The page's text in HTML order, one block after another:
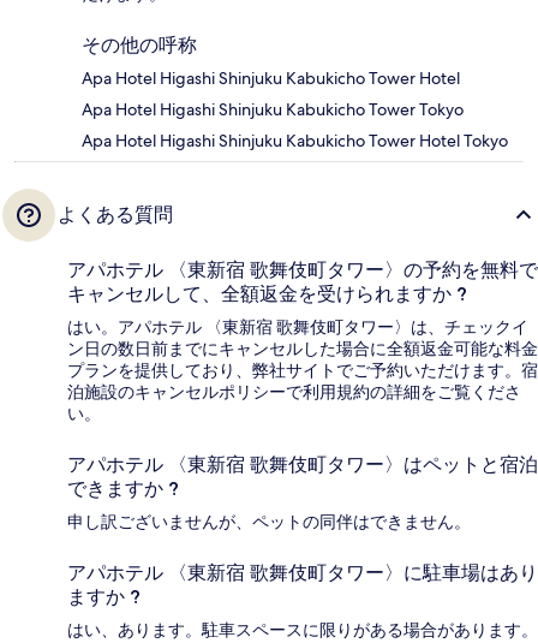
その他の呼称
Apa Hotel Higashi Shinjuku Kabukicho Tower Hotel
Apa Hotel Higashi Shinjuku Kabukicho Tower Tokyo
Apa Hotel Higashi Shinjuku Kabukicho Tower Hotel Tokyo
よくある質問
アパホテル 〈東新宿 歌舞伎町タワー〉の予約を無料で
キャンセルして、全額返金を受けられますか ?
はい。アパホテル 〈東新宿 歌舞伎町タワー〉は、チェックイ
ン日の数日前までにキャンセルした場合に全額返金可能な料金
プランを提供しており、弊社サイトでご予約いただけます。宿
泊施設のキャンセルポリシーで利用規約の詳細をご覧くださ
い。
アパホテル 〈東新宿 歌舞伎町タワー〉はペットと宿泊
できますか ?
申し訳ございませんが、ペットの同伴はできません。
アパホテル 〈東新宿 歌舞伎町タワー〉に駐車場はあり
ますか ?
はい、あります。駐車スペースに限りがある場合があります。